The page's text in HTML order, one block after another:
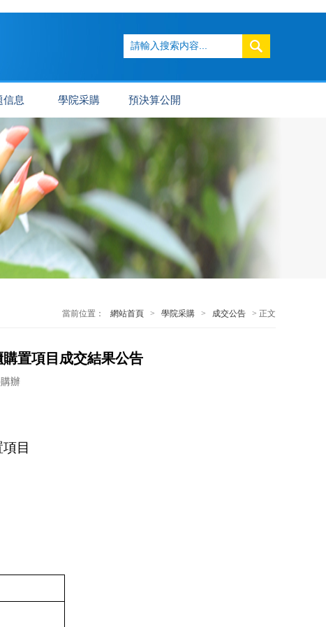
信息 學院采購 預決算公開
當前位置： 網站首頁 > 學院采購 > 成交公告 > 正文
置項目成交結果公告
辦
目